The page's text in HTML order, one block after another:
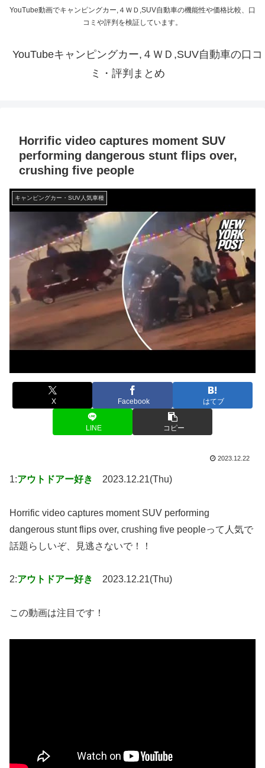
YouTube動画でキャンピングカー,４ＷＤ,SUV自動車の機能性や価格比較、口
コミや評判を検証しています。
YouTubeキャンピングカー,４ＷＤ,SUV自動車の口コ
ミ・評判まとめ
Horrific video captures moment SUV
performing dangerous stunt flips over,
crushing five people
キャンピングカー・SUV人気車種
X Facebook はてブ
LINE コピー
2023.12.22
1:アウトドアー好き 2023.12.21(Thu)
Horrific video captures moment SUV performing
dangerous stunt flips over, crushing five peopleって人気で
話題らしいぞ、見逃さないで！！
2:アウトドアー好き 2023.12.21(Thu)
この動画は注目です！